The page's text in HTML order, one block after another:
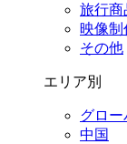
旅行商
映像制
その他
エリア別
グロー
中国